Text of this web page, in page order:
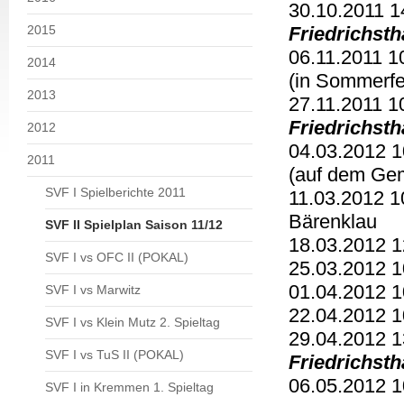
2015
2014
2013
2012
2011
SVF I Spielberichte 2011
SVF II Spielplan Saison 11/12
SVF I vs OFC II (POKAL)
SVF I vs Marwitz
SVF I vs Klein Mutz 2. Spieltag
SVF I vs TuS II (POKAL)
SVF I in Kremmen 1. Spieltag
30.10.2011
06.11.2011
(in
27.11.2011
04.03.2012
(auf dem
11.03.2012
Bärenklau
18.03.2012
25.03.2012
01.04.2012
22.04.2012
29.04.2012
06.05.2012